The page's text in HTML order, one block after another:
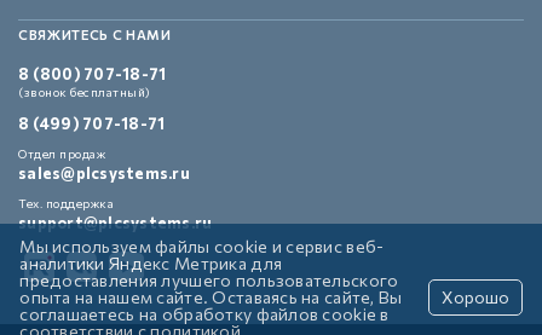
СВЯЖИТЕСЬ С НАМИ
8 (800) 707-18-71
(звонок бесплатный)
8 (499) 707-18-71
Отдел продаж
sales@plcsystems.ru
Тех. поддержка
support@plcsystems.ru
Мы используем файлы cookie и сервис веб-
аналитики Яндекс Метрика для
предоставления лучшего пользовательского
опыта на нашем сайте. Оставаясь на сайте, Вы
соглашаетесь на обработку файлов cookie в
соответствии сполитикой
Хорошо